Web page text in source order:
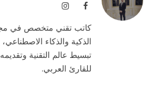
فيسبوكالانستغرام
كاتب تقني متخصص في مجال
الذكية والذكاء
تبسيط عالم التقنية
للقارئ العربي.